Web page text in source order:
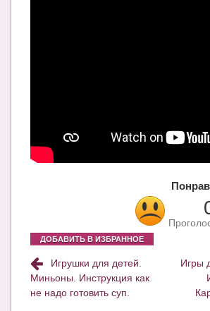
О проекте
ДОБАВИТЬ В ИЗБРАННОЕ
Игрушки для детей.
Миньоны. Инструкция как
не надо готовить суп.
Игры